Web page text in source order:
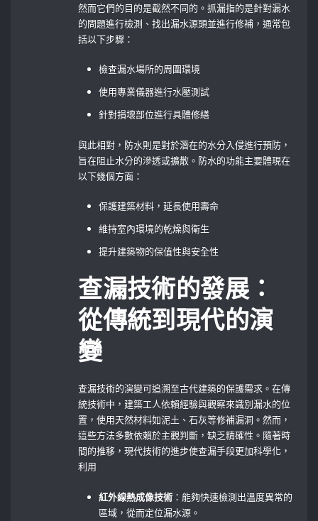
然而它們的目的是截然不同的。抓漏指的是針對漏水
的問題進行檢測、找出漏水源頭並進行修補，通常包
括以下步驟：
檢查漏水場所的周圍環境
使用專業儀器進行水壓測試
針對損壞部位進行具體修繕
與此相對，防水則是對於潛在的水分入侵進行預防，
旨在阻止水分的滲透或擴散。防水的功能主要體現在
以下幾個方面：
保護建築材料，延長使用壽命
維持室內環境的乾燥與衛生
提升建築物的保值性與安全性
查漏技術的發展：
從傳統到現代的演
變
查漏技術的演變可追溯至古代建築的保護需求。在傳
統技術中，建築工人依賴經驗與觀察來識別漏水的位
置，使用天然材料如泥土、石灰等修補漏洞。然而，
這些方法多數依賴於主觀判斷，缺乏精確性。隨著時
間的推移，現代技術的進步使查漏手段更加科學化，
利用
紅外線熱成像技術 ：能夠快速檢測出溫度異常的
區域，從而定位漏水源。